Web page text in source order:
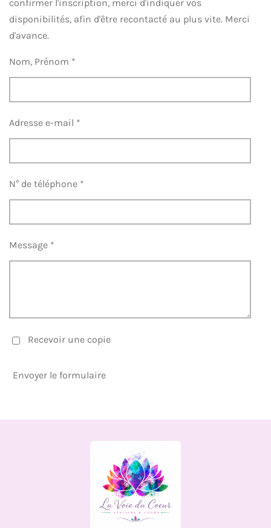
confirmer l'inscription, merci d'indiquer vos
disponibilités, afin d'être recontacté au plus vite. Merci
d'avance.
Nom, Prénom *
Adresse e-mail *
N° de téléphone *
Message *
Recevoir une copie
Envoyer le formulaire